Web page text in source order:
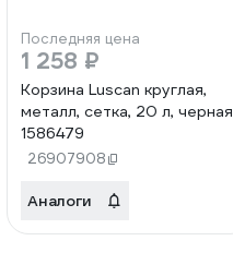
Последняя цена
1 258 ₽
Корзина Luscan круглая,
металл, cетка, 20 л, черная
1586479
26907908
Аналоги